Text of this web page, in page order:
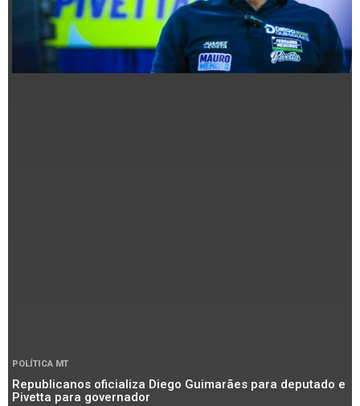
POLÍTICA MT
Republicanos oficializa Diego Guimarães para deputado e
Pivetta para governador